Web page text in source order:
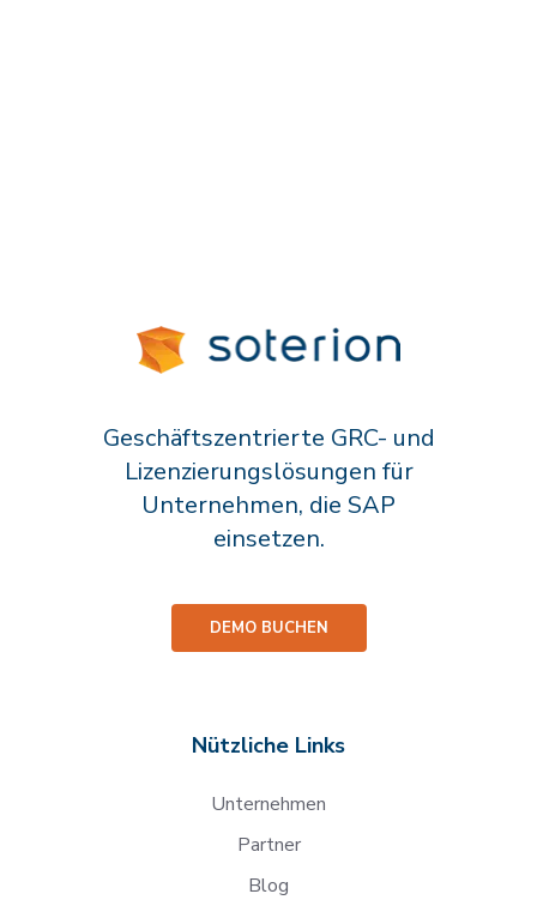
Geschäftszentrierte GRC- und
Lizenzierungslösungen für
Unternehmen, die SAP
einsetzen.
DEMO BUCHEN
Nützliche Links
Unternehmen
Partner
Blog